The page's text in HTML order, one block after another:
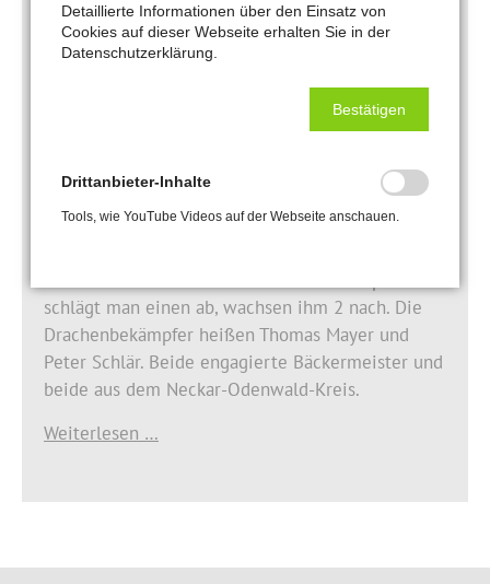
Handwerkskammer in Mannheim berichtet einen
Monat vor dem Start ins Ausbildungsjahr von
schlägt man einen ab, wachsen ihm 2 nach. Die
Drachenbekämpfer heißen Thomas Mayer und
Peter Schlär. Beide engagierte Bäckermeister und
beide aus dem Neckar-Odenwald-Kreis.
Weiterlesen …
Detaillierte Informationen über den Einsatz von
Cookies auf dieser Webseite erhalten Sie in der
Datenschutzerklärung.
Bestätigen
Drittanbieter-Inhalte
Tools, wie YouTube Videos auf der Webseite anschauen.